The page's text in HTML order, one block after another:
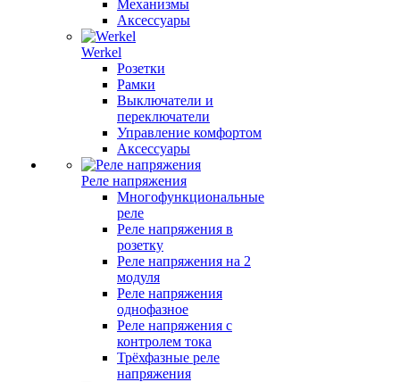
Механизмы
Аксессуары
Werkel
Розетки
Рамки
Выключатели и
переключатели
Управление комфортом
Аксессуары
Реле напряжения
Многофункциональные
реле
Реле напряжения в
розетку
Реле напряжения на 2
модуля
Реле напряжения
однофазное
Реле напряжения с
контролем тока
Трёхфазные реле
напряжения